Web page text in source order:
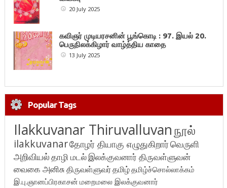
20 July 2025
கவிஞர் முடியரசனின் பூங்கொடி : 97. இயல் 20.
பெருநிலக்கிழார் வாழ்த்திய காதை
13 July 2025
Popular Tags
Ilakkuvanar Thiruvalluvanநூல்
ilakkuvanarதோழர் தியாகு எழுதுகிறார்வெருளி
அறிவியல்தாழி மடல்இலக்குவனார் திருவள்ளுவன்
வைகை அனிசுதிருவள்ளுவர்தமிழ்தமிழ்ச்சொல்லாக்கம்
இ.பு.ஞானப்பிரகாசன் மறைமலை இலக்குவனார்